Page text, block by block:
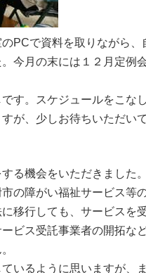
PCで資料を取りながら
今月の末には１２月定例
す。スケジュールをこな
が、少しお待ちいただい
る機会をいただきました。
の障がい福祉サービス等
移行しても、サービスを
ビス受託事業者の開拓な
いるように思いますが、